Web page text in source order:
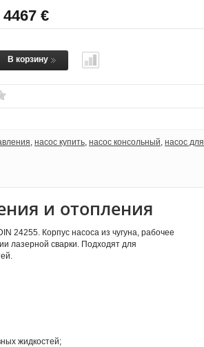
4467 €
В корзину
, насос купить, насос консольный, насос для
и отопления
24255. Корпус насоса из чугуна, рабочее
лазерной сварки. Подходят для
жидкостей;